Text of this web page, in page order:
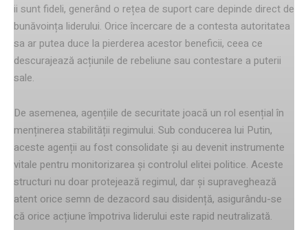
ii sunt fideli, generând o rețea de suport care depinde direct de
bunăvoința liderului. Orice încercare de a contesta autoritatea
sa ar putea duce la pierderea acestor beneficii, ceea ce
descurajează acțiunile de rebeliune sau contestare a puterii
sale.
De asemenea, agențiile de securitate joacă un rol esențial în
menținerea stabilității regimului. Sub conducerea lui Putin,
aceste agenții au fost consolidate și au devenit instrumente
vitale pentru monitorizarea și controlul elitei politice. Aceste
structuri nu doar protejează regimul, dar și supraveghează
atent orice semn de dezacord sau disidență, asigurându-se
că orice acțiune împotriva liderului este rapid neutralizată.